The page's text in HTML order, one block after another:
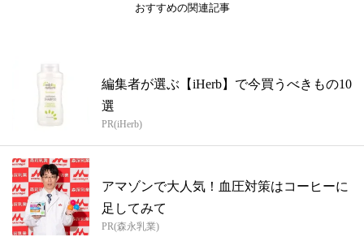
おすすめの関連記事
編集者が選ぶ【iHerb】で今買うべきもの10
選
PR(iHerb)
アマゾンで大人気！血圧対策はコーヒーに
足してみて
PR(森永乳業)